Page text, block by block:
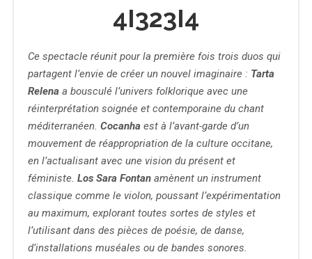
4I323I4
Ce spectacle réunit pour la première fois trois duos qui
partagent l’envie de créer un nouvel imaginaire : Tarta
Relena a bousculé l’univers folklorique avec une
réinterprétation soignée et contemporaine du chant
méditerranéen. Cocanha est à l’avant-garde d’un
mouvement de réappropriation de la culture occitane,
en l’actualisant avec une vision du présent et
féministe. Los Sara Fontan amènent un instrument
classique comme le violon, poussant l’expérimentation
au maximum, explorant toutes sortes de styles et
l’utilisant dans des pièces de poésie, de danse,
d’installations muséales ou de bandes sonores.